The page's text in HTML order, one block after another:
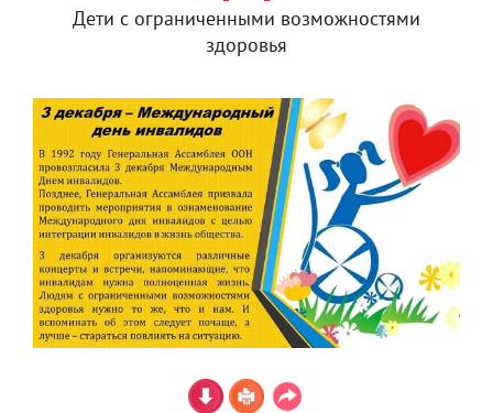
Дети с ограниченными возможностями
здоровья